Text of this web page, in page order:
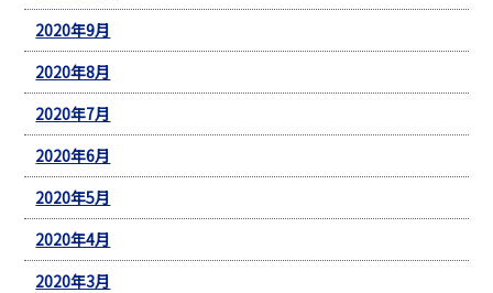
2020年9月
2020年8月
2020年7月
2020年6月
2020年5月
2020年4月
2020年3月